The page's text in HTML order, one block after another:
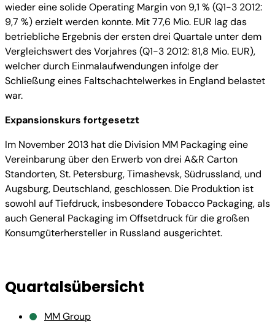
wieder eine solide Operating Margin von 9,1 % (Q1-3 2012:
9,7 %) erzielt werden konnte. Mit 77,6 Mio. EUR lag das
betriebliche Ergebnis der ersten drei Quartale unter dem
Vergleichswert des Vorjahres (Q1-3 2012: 81,8 Mio. EUR),
welcher durch Einmalaufwendungen infolge der
Schließung eines Faltschachtelwerkes in England belastet
war.
Expansionskurs fortgesetzt
Im November 2013 hat die Division MM Packaging eine
Vereinbarung über den Erwerb von drei A&R Carton
Standorten, St. Petersburg, Timashevsk, Südrussland, und
Augsburg, Deutschland, geschlossen. Die Produktion ist
sowohl auf Tiefdruck, insbesondere Tobacco Packaging, als
auch General Packaging im Offsetdruck für die großen
Konsumgüterhersteller in Russland ausgerichtet.
Quartalsübersicht
MM Group